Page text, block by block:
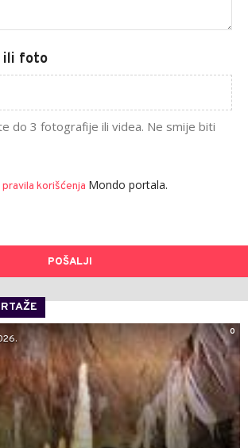
ili foto
do 3 fotografije ili videa. Ne smije biti
pravila korišćenja Mondo portala.
POŠALJI
0